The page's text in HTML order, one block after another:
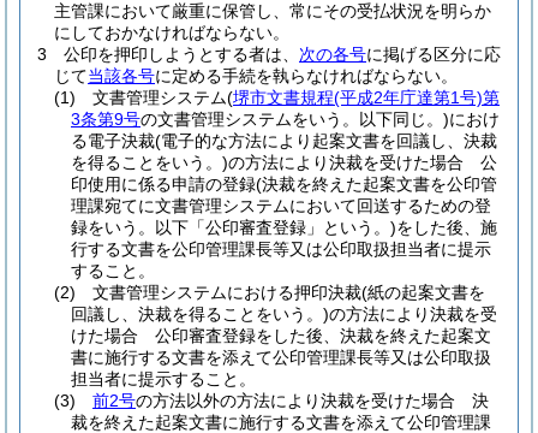
主管課において厳重に保管し、常にその受払状況を明らか
にしておかなければならない。
3
公印を押印しようとする者は、 次の各号に掲げる区分に応
じて当該各号に定める手続を執らなければならない。
(1)
文書管理システム(堺市文書規程(平成2年庁達第1号)第
3条第9号の文書管理システムをいう。以下同じ。)におけ
る電子決裁(電子的な方法により起案文書を回議し、決裁
を得ることをいう。)の方法により決裁を受けた場合 公
印使用に係る申請の登録(決裁を終えた起案文書を公印管
理課宛てに文書管理システムにおいて回送するための登
録をいう。以下「公印審査登録」という。)をした後、施
行する文書を公印管理課長等又は公印取扱担当者に提示
すること。
(2)
文書管理システムにおける押印決裁(紙の起案文書を
回議し、決裁を得ることをいう。)の方法により決裁を受
けた場合 公印審査登録をした後、決裁を終えた起案文
書に施行する文書を添えて公印管理課長等又は公印取扱
担当者に提示すること。
(3)
前2号の方法以外の方法により決裁を受けた場合 決
裁を終えた起案文書に施行する文書を添えて公印管理課